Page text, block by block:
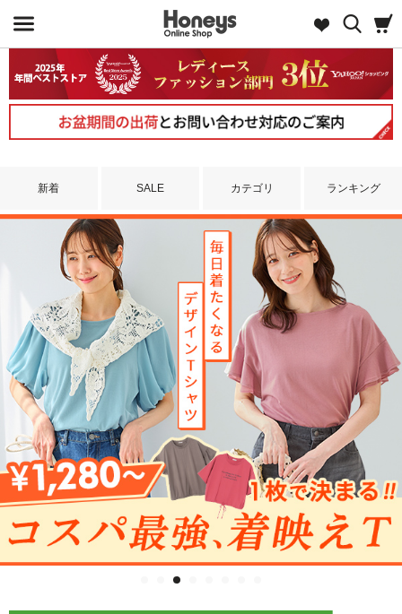
新着 SALE カテゴリ ランキング